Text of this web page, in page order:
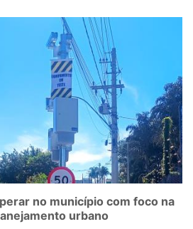
no município com foco na
urbano